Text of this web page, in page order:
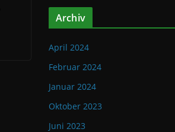
Archiv
April 2024
Februar 2024
Januar 2024
Oktober 2023
Juni 2023